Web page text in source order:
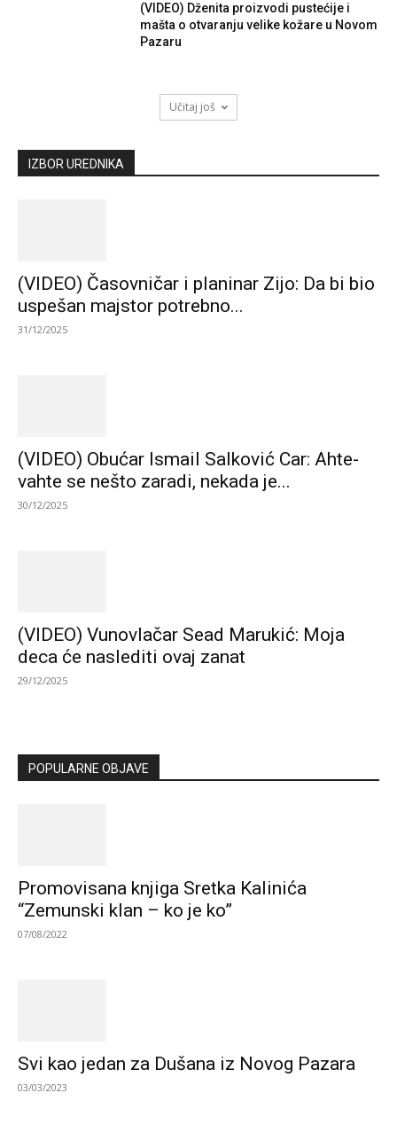
(VIDEO) Dženita proizvodi pustećije i
mašta o otvaranju velike kožare u Novom
Pazaru
Učitaj još
IZBOR UREDNIKA
(VIDEO) Časovničar i planinar Zijo: Da bi bio
uspešan majstor potrebno...
31/12/2025
(VIDEO) Obućar Ismail Salković Car: Ahte-
vahte se nešto zaradi, nekada je...
30/12/2025
(VIDEO) Vunovlačar Sead Marukić: Moja
deca će naslediti ovaj zanat
29/12/2025
POPULARNE OBJAVE
Promovisana knjiga Sretka Kalinića
“Zemunski klan – ko je ko”
07/08/2022
Svi kao jedan za Dušana iz Novog Pazara
03/03/2023